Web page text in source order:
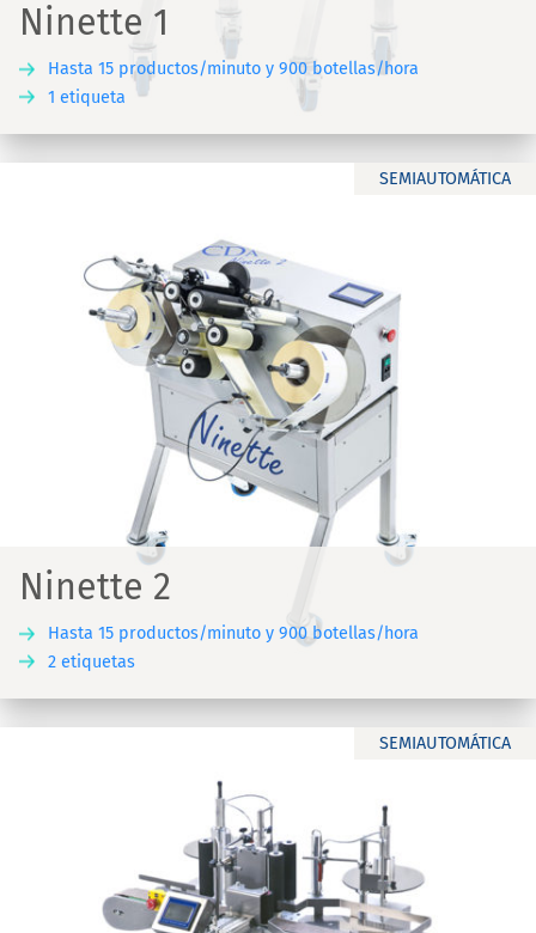
Ninette 1
Hasta 15 productos/minuto y 900 botellas/hora
1 etiqueta
SEMIAUTOMÁTICA
Ninette 2
Hasta 15 productos/minuto y 900 botellas/hora
2 etiquetas
SEMIAUTOMÁTICA